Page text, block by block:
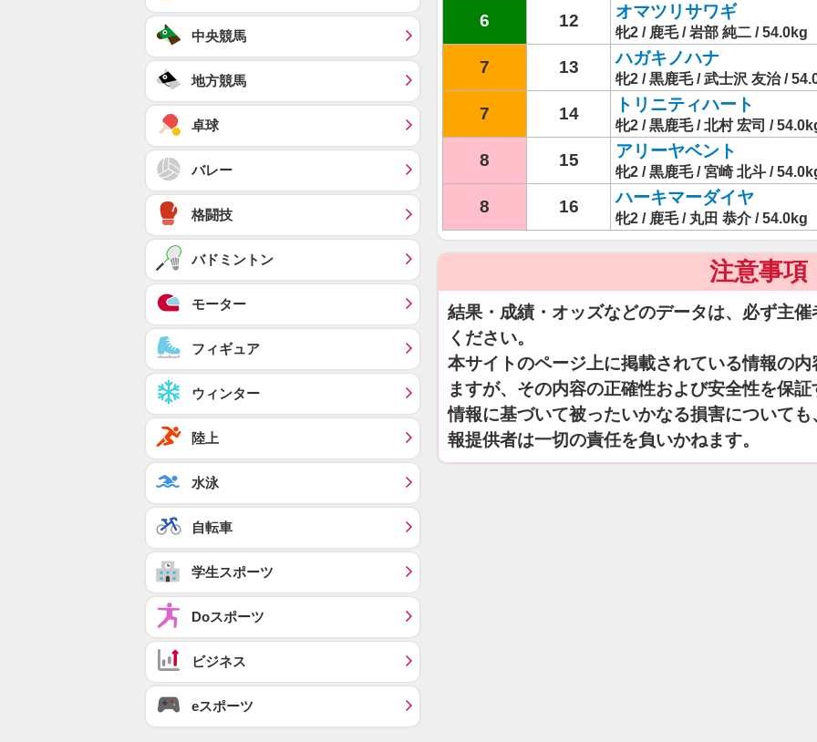
6 12 オマツリサワギ
牝2 / 鹿毛 / 岩部 純二 / 54.0kg
7 13 ハガキノハナ
牝2 / 黒鹿毛 / 武士沢 友治 /
7 14 トリニティハート
牝2 / 黒鹿毛 / 北村 宏司 /
8 15 アリーヤベント
牝2 / 黒鹿毛 / 宮崎 北斗 /
8 16 ハーキマーダイヤ
牝2 / 鹿毛 / 丸田 恭介 / 54.0kg
注意事項
結果・成績・オッズなどのデータは、必ず主
ください。
本サイトのページ上に掲載されている情報の
ますが、その内容の正確性および安全性を保
情報に基づいて被ったいかなる損害について
報提供者は一切の責任を負いかねます。
中央競馬
地方競馬
卓球
バレー
格闘技
バドミントン
モーター
フィギュア
ウィンター
陸上
水泳
自転車
学生スポーツ
Doスポーツ
ビジネス
eスポーツ